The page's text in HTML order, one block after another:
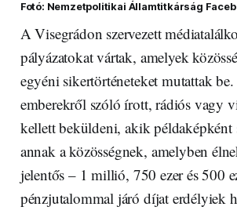
Fotó: Nemzetpolitikai Államtitkárság
A Visegrádon szervezett
pályázatokat vártak, amelyek
egyéni sikertörténeteket mutattak
emberekről szóló írott, rádiós vagy
kellett beküldeni, akik példaképként
annak a közösségnek, amelyben
jelentős – 1 millió, 750 ezer és 500
pénzjutalommal járó díjat erdélyiek